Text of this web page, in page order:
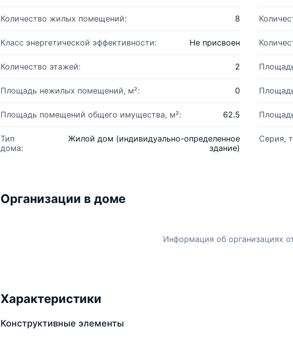
Количество жилых помещений: 8
Класс энергетической эффективности: Не присвоен
Количество этажей: 2
Площадь нежилых помещений, м²: 0
Площадь помещений общего имущества, м²: 62.5
Тип
дома:
Жилой дом (индивидуально-определенное
здание)
Серия,
Организации в доме
Информация об организациях
Характеристики
Конструктивные элементы